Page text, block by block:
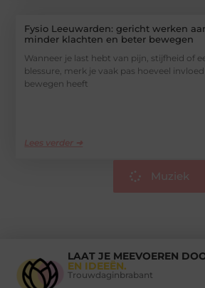
Fysio Leeuwarden: gericht werken
minder klachten en beter bewegen
Wanneer je last hebt van pijn, stijfheid of
blessure, merk je vaak pas hoeveel invloed
bewegen heeft
Lees verder ➜
Muziek
LAAT JE MEEVOEREN
EN IDEEËN.
Trouwdaginbrabant